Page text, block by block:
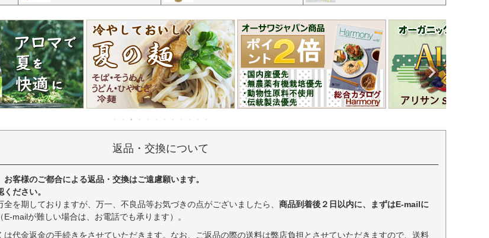
返品・交換について
客様のご都合による返品・交換はご遠慮願います。
ださい。
を期しておりますが、万一、不良品等お気づきの点がございましたら、 商品到着後２日以内に、まずはE-mailに
（E-mailが難しい場合は、お電話でも承ります）。
は代金返金の手続きをさせていただきます。なお、ご返品の際の送料は弊店負担とさせていただきますので、送料